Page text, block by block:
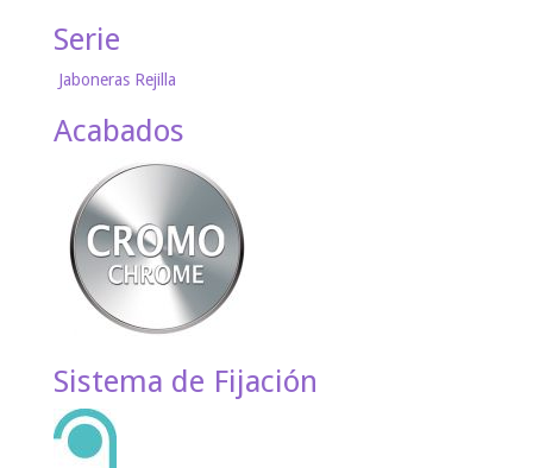
Serie
Jaboneras Rejilla
Acabados
Sistema de Fijación